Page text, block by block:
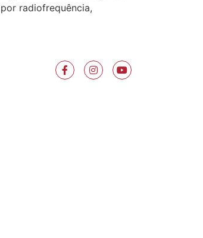
radiofrequência,